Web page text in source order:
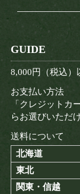
GUIDE
8,000円（税込
お支払い方法
「クレジットカ
らお選びいただ
送料について
北海道
東北
関東・信越